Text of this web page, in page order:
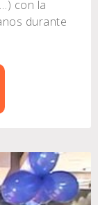
con la
durante